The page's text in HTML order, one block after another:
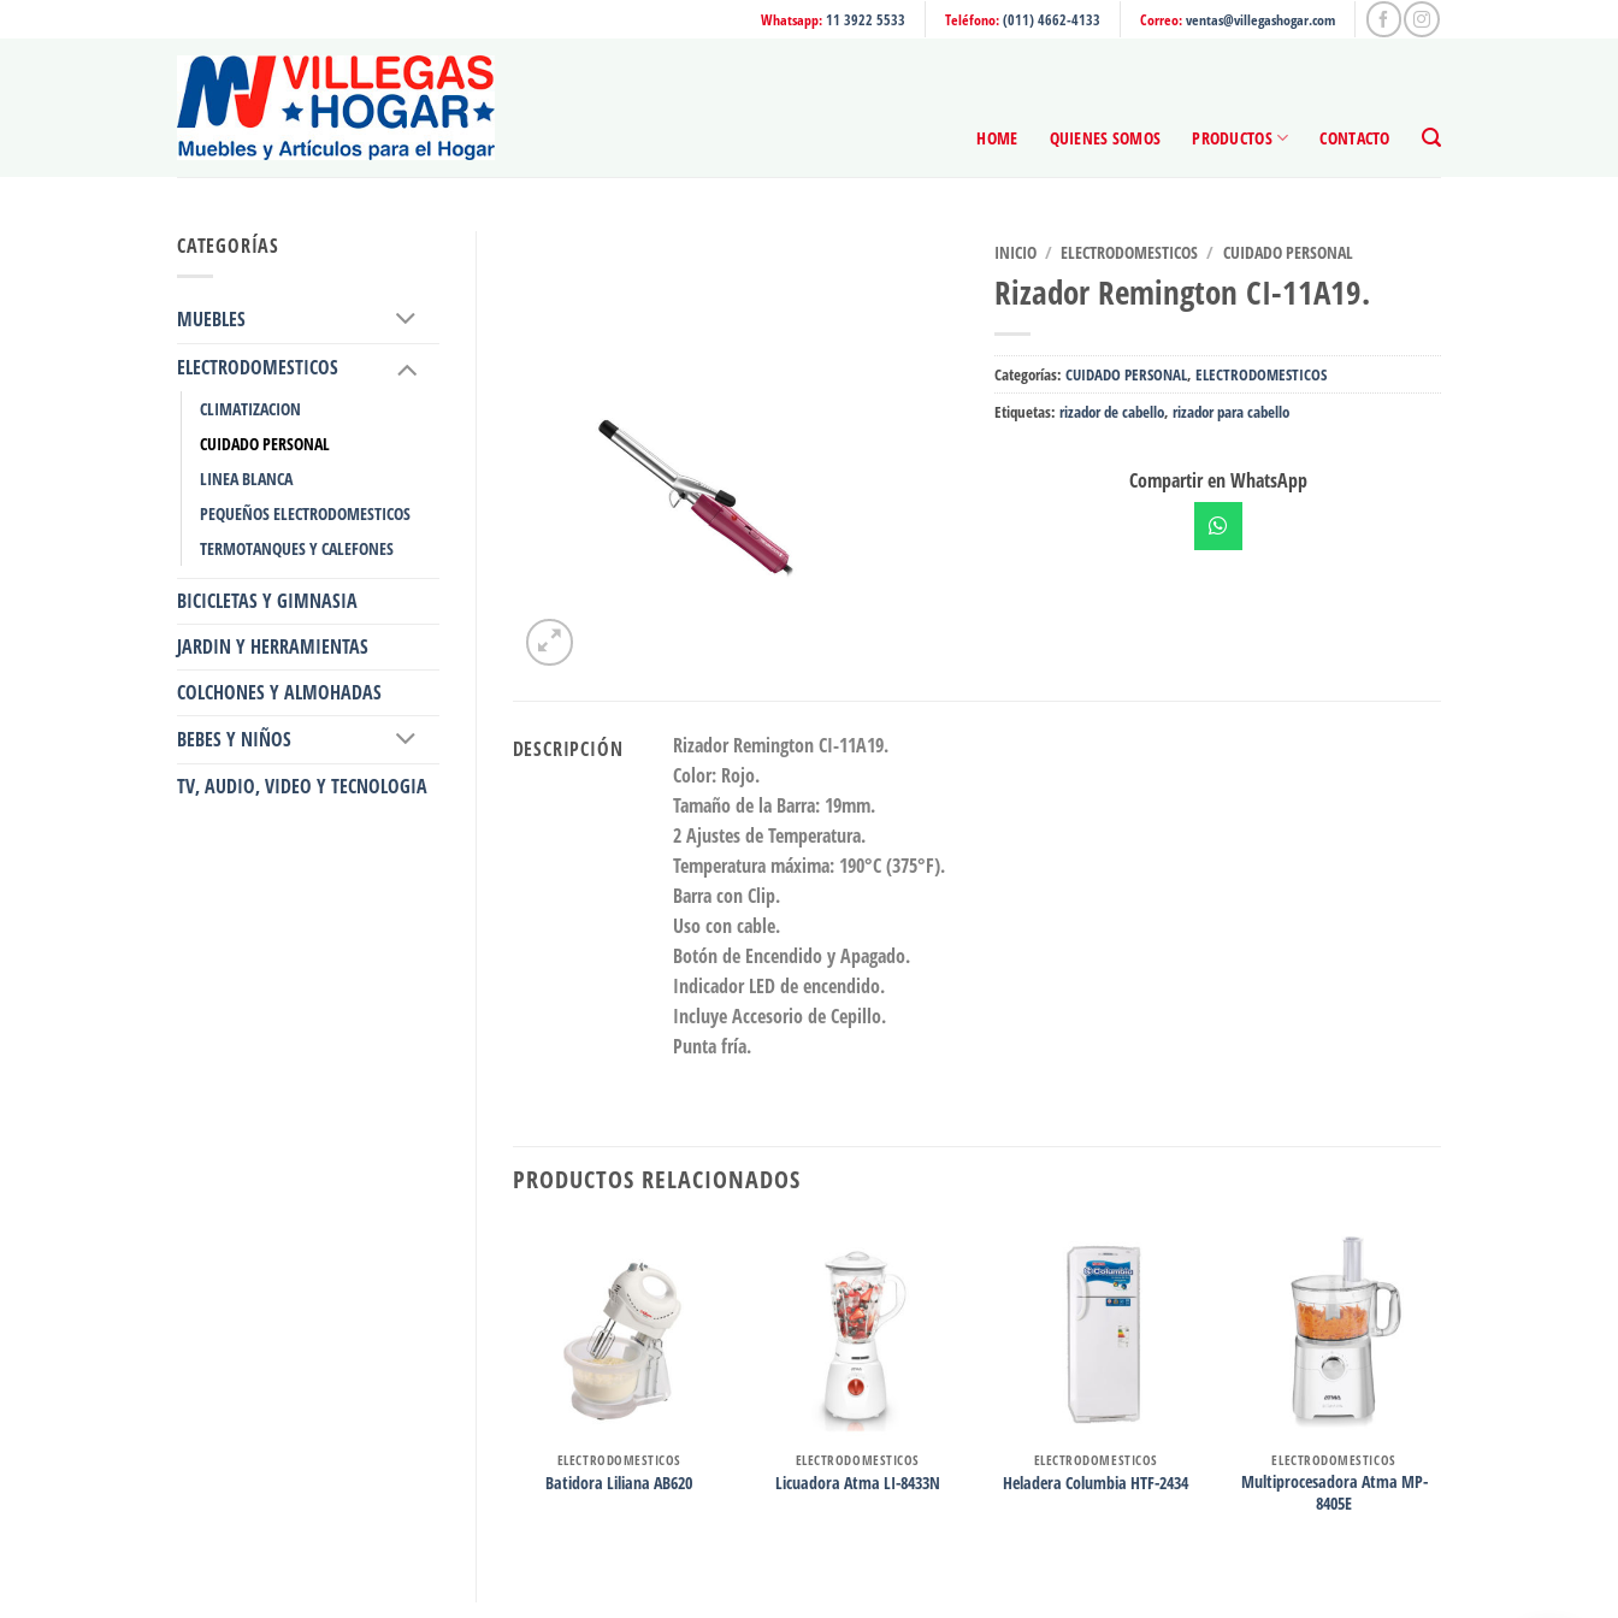
Whatsapp:11 3922 5533 Teléfono:(011) 4662-4133 Correo:ventas@villegashogar.com
HOME QUIENES SOMOS PRODUCTOS CONTACTO
CATEGORÍAS
MUEBLES
ELECTRODOMESTICOS
CLIMATIZACION
CUIDADO PERSONAL
LINEA BLANCA
PEQUEÑOS ELECTRODOMESTICOS
TERMOTANQUES Y CALEFONES
BICICLETAS Y GIMNASIA
JARDIN Y HERRAMIENTAS
COLCHONES Y ALMOHADAS
BEBES Y NIÑOS
TV, AUDIO, VIDEO Y TECNOLOGIA
INICIO / ELECTRODOMESTICOS / CUIDADO PERSONAL
Rizador Remington CI-11A19.
Categorías:CUIDADO PERSONAL,ELECTRODOMESTICOS
Etiquetas:rizador de cabello,rizador para cabello
Compartir en WhatsApp
DESCRIPCIÓN
Rizador Remington CI-11A19.
Color: Rojo.
Tamaño de la Barra: 19mm.
2 Ajustes de Temperatura.
Temperatura máxima: 190°C (375°F).
Barra con Clip.
Uso con cable.
Botón de Encendido y Apagado.
Indicador LED de encendido.
Incluye Accesorio de Cepillo.
Punta fría.
PRODUCTOS RELACIONADOS
ELECTRODOMESTICOS
Batidora Liliana AB620
ELECTRODOMESTICOS
Licuadora Atma LI-8433N
ELECTRODOMESTICOS
Heladera Columbia HTF-2434
ELECTRODOMESTICOS
Multiprocesadora Atma MP-
8405E